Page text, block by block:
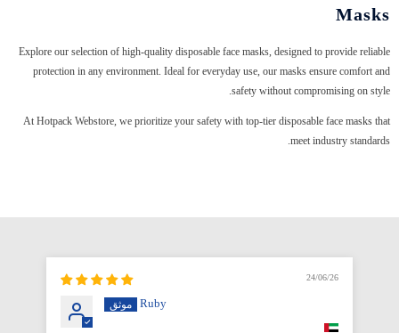
Masks
Explore our selection of high-quality disposable face masks, designed to provide reliable
protection in any environment. Ideal for everyday use, our masks ensure comfort and
safety without compromising on style.
At Hotpack Webstore, we prioritize your safety with top-tier disposable face masks that
meet industry standards.
24/06/26
Ruby